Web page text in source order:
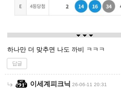
하나만 더 맞추면 나도 까비 ㅋㅋㅋ
답글
이세계피크닉 26-06-11 20:31